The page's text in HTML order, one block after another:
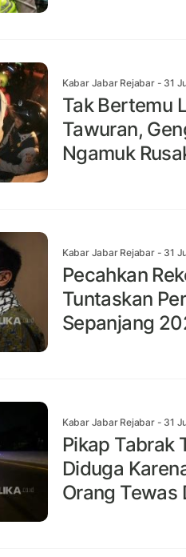
Kabar Jabar Rejabar- 31
Tak Bertemu
Tawuran,
Ngamuk
Kabar Jabar Rejabar- 31
Pecahkan
Tuntaskan
Sepanjang
Kabar Jabar Rejabar- 31
Pikap Tabrak
Diduga
Orang Tewas